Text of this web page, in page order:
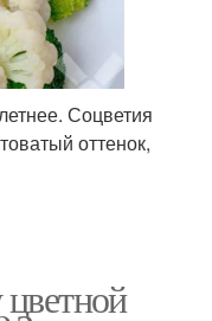
Соцветия
оттенок,